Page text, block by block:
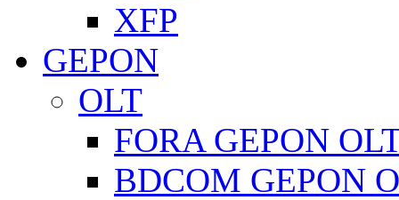
XFP
GEPON
OLT
FORA GEPON
BDCOM GEPON